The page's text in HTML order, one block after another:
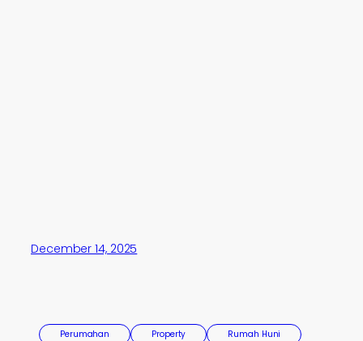
December 14, 2025
Perumahan Property Rumah Huni